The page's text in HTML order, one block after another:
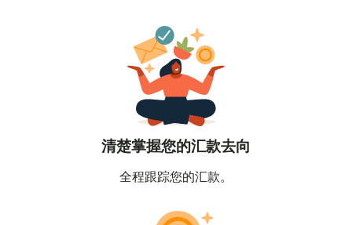
清楚掌握您的汇款去向
全程跟踪您的汇款。